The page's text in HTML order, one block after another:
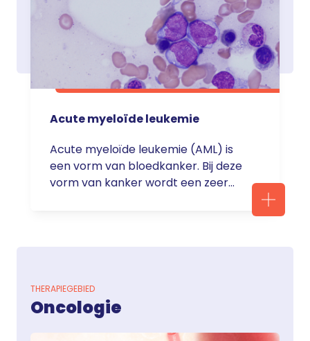
Acute myeloïde leukemie
Acute myeloïde leukemie (AML) is
een vorm van bloedkanker. Bij deze
vorm van kanker wordt een zeer
bloedcellen die nodig zijn voor
afweer, aan rode bloedcellen die
nodig zijn voor zuurstoftransport en
… <a href="https://servier.nl/acute-
THERAPIEGEBIED
Oncologie